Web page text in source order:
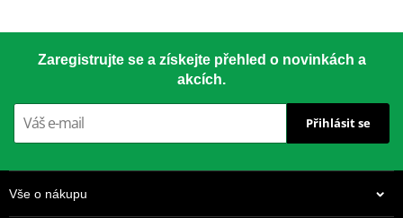
Zaregistrujte se a získejte přehled o novinkách a
akcích.
Přihlásit se
Vše o nákupu